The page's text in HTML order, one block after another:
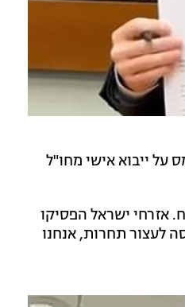
ייבוא אישי מחו"ל
אזרחי ישראל הפסיקו
לעצור תחרות, אנחנו